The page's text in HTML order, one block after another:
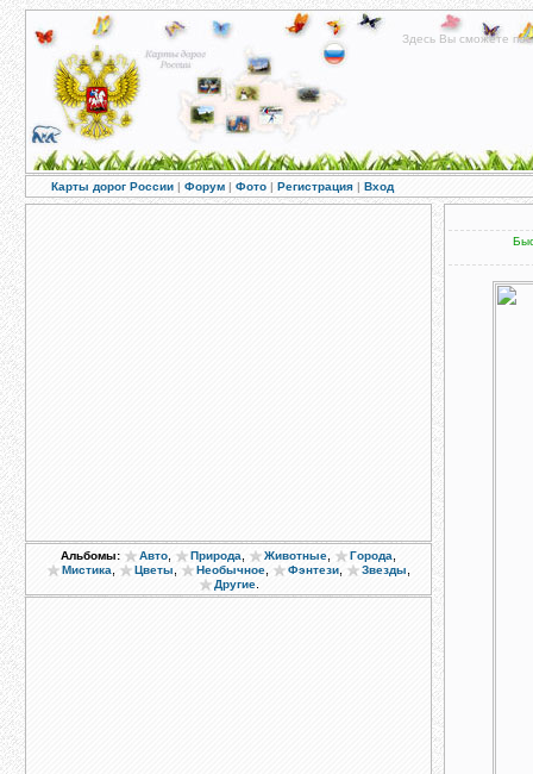
Здесь Вы сможете
Карты дорог России | Форум | Фото | Регистрация | Вход
Альбомы: Авто Природа Животные Города
Мистика Цветы Необычное Фэнтези Звезды
Другие.